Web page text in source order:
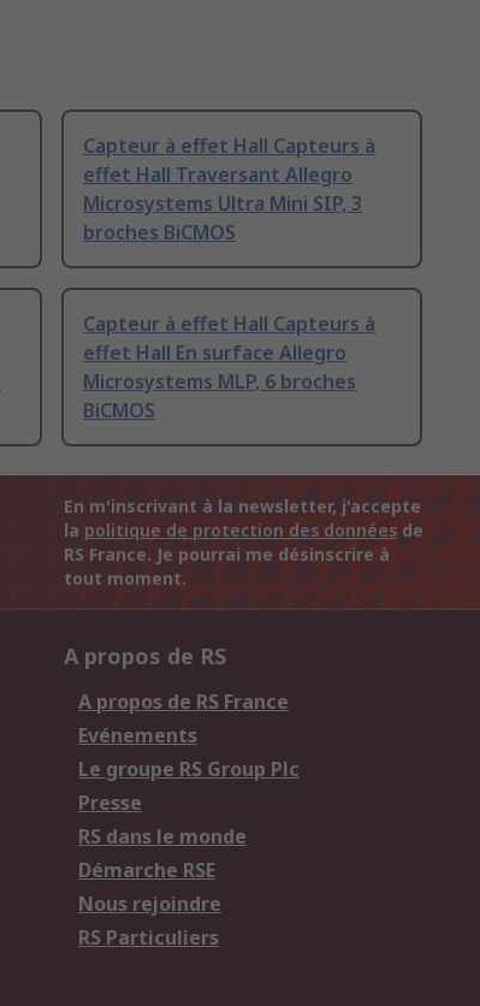
Capteur à effet Hall Capteurs à
effet Hall Traversant Allegro
Microsystems Ultra Mini SIP, 3
broches BiCMOS
Capteur à effet Hall Capteurs à
effet Hall En surface Allegro
Microsystems MLP, 6 broches
BiCMOS
En m'inscrivant à la newsletter, j'accepte
la politique de protection des données de
RS France. Je pourrai me désinscrire à
tout moment.
A propos de RS
A propos de RS France
Evénements
Le groupe RS Group Plc
Presse
RS dans le monde
Démarche RSE
Nous rejoindre
RS Particuliers